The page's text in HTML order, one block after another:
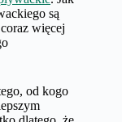
są
więcej
od kogo